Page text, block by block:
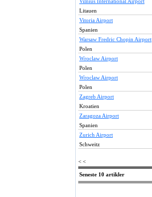
Vilnius International Airport
Litauen
Vitoria Airport
Spanien
Warsaw Fredric Chopin Airport
Polen
Wroclaw Airport
Polen
Wroclaw Airport
Polen
Zagreb Airport
Kroatien
Zaragoza Airport
Spanien
Zurich Airport
Schweitz
< <
Seneste 10 artikler